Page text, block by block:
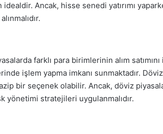
idealdir. Ancak, hisse senedi yatırımı
farklı para birimlerinin alım
işlem yapma imkanı sunmaktadır.
bir seçenek olabilir. Ancak, döviz
yönetimi stratejileri uygulanmalıdır.